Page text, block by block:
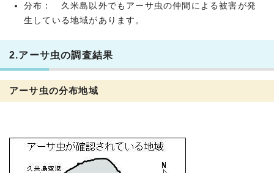
分布： 久米島以外でもアーサ虫の仲間による被害が発
生している地域があります。
2.アーサ虫の調査結果
アーサ虫の分布地域